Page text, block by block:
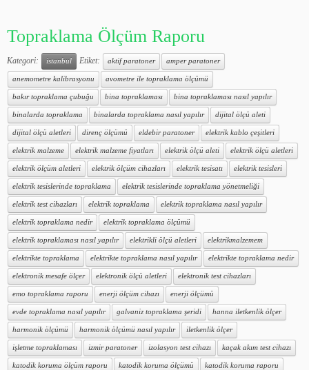
Topraklama Ölçüm Raporu
Kategori: istanbul Etiket: aktif paratoner amper paratoner
anemometre kalibrasyonu avometre ile topraklama ölçümü
bakır topraklama çubuğu bina topraklaması bina topraklaması nasıl yapılır
binalarda topraklama binalarda topraklama nasıl yapılır dijital ölçü aleti
dijital ölçü aletleri direnç ölçümü eldebir paratoner elektrik kablo çeşitleri
elektrik malzeme elektrik malzeme fiyatları elektrik ölçü aleti elektrik ölçü aletleri
elektrik ölçüm aletleri elektrik ölçüm cihazları elektrik tesisatı elektrik tesisleri
elektrik tesislerinde topraklama elektrik tesislerinde topraklama yönetmeliği
elektrik test cihazları elektrik topraklama elektrik topraklama nasıl yapılır
elektrik topraklama nedir elektrik topraklama ölçümü
elektrik topraklaması nasıl yapılır elektrikli ölçü aletleri elektrikmalzemem
elektrikte topraklama elektrikte topraklama nasıl yapılır elektrikte topraklama nedir
elektronik mesafe ölçer elektronik ölçü aletleri elektronik test cihazları
emo topraklama raporu enerji ölçüm cihazı enerji ölçümü
evde topraklama nasıl yapılır galvaniz topraklama şeridi hanna iletkenlik ölçer
harmonik ölçümü harmonik ölçümü nasıl yapılır iletkenlik ölçer
işletme topraklaması izmir paratoner izolasyon test cihazı kaçak akım test cihazı
katodik koruma ölçüm raporu katodik koruma ölçümü katodik koruma raporu